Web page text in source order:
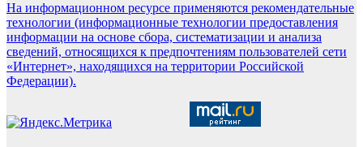
На информационном ресурсе применяются рекомендательные
технологии (информационные технологии предоставления
информации на основе сбора, систематизации и анализа
сведений, относящихся к предпочтениям пользователей сети
«Интернет», находящихся на территории Российской
Федерации).